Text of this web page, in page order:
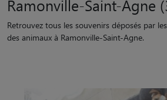
Ramonville-Saint-Agne
Retrouvez tous les souvenirs déposés par
des animaux à Ramonville-Saint-Agne.